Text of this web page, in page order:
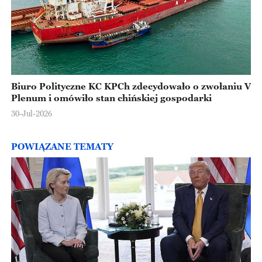
Biuro Polityczne KC KPCh zdecydowało o zwołaniu V
Plenum i omówiło stan chińskiej gospodarki
30-Jul-2026
POWIĄZANE TEMATY